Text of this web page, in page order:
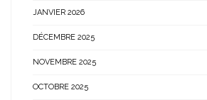
JANVIER 2026
DÉCEMBRE 2025
NOVEMBRE 2025
OCTOBRE 2025